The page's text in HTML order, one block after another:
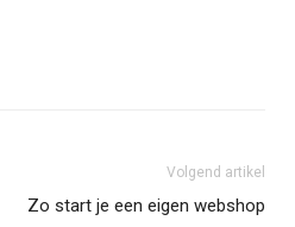
Volgend artikel
Zo start je een eigen webshop